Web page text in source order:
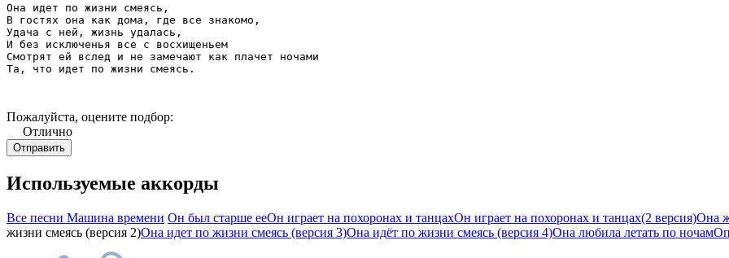
Она идет по жизни смеясь,
В гостях она как дома, где все знакомо,
Удача с ней, жизнь удалась,
И без исключенья все с восхищеньем
Смотрят ей вслед и не замечают как плачет ночами
Та, что идет по жизни смеясь.
Пожалуйста, оцените подбор:
Отлично
Используемые аккорды
Все песни Машина времени Он был старше ееОн играет на похоронах и танцахОн играет на похоронах и танцах(2 версия)Она
жизни смеясь (версия 2)Она идет по жизни смеясь (версия 3)Она идёт по жизни смеясь (версия 4)Она любила летать по ночам